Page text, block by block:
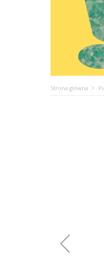
Strona główna